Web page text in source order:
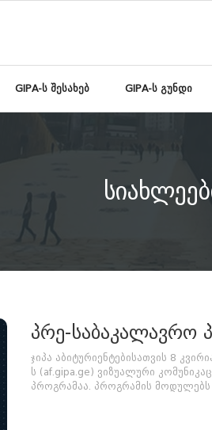
GIPA-ს შესახებ GIPA-ს გუნდი
პრე-საბაკალავრო
ჯიპა აბიტურიენტებისათვის 8
ს (af.gipa.ge) ვიზუალური
პროგრამაა. პროგრამის მოდულებს